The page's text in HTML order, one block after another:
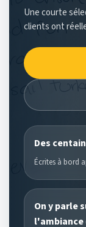
Une courte
clients ont
Des
Écrites à bord
On y parle
l'ambiance